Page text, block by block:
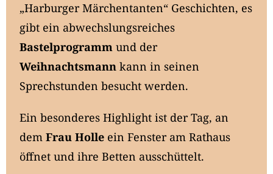
„Harburger Märchentanten“ Geschichten, es
gibt ein abwechslungsreiches
Bastelprogramm und der
Weihnachtsmann kann in seinen
Sprechstunden besucht werden.
Ein besonderes Highlight ist der Tag, an
dem Frau Holle ein Fenster am Rathaus
öffnet und ihre Betten ausschüttelt.